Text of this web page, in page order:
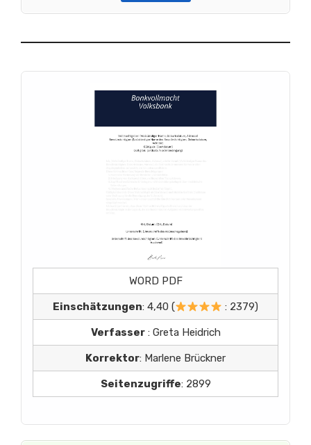
WORD PDF
Einschätzungen: 4,40 ( : 2379)
Verfasser: Greta Heidrich
Korrektor: Marlene Brückner
Seitenzugriffe: 2899